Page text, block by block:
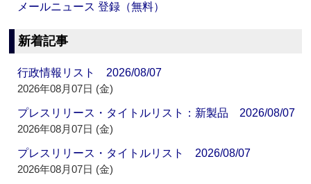
メールニュース 登録（無料）
新着記事
行政情報リスト 2026/08/07
2026年08月07日 (金)
プレスリリース・タイトルリスト：新製品 2026/08/07
2026年08月07日 (金)
プレスリリース・タイトルリスト 2026/08/07
2026年08月07日 (金)